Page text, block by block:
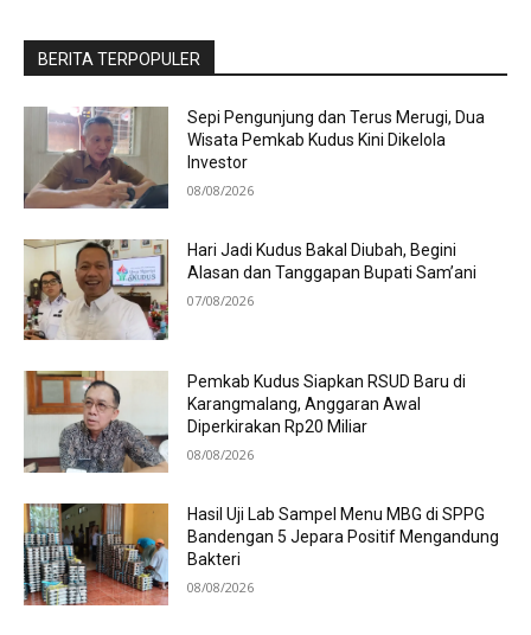
BERITA TERPOPULER
Sepi Pengunjung dan Terus Merugi, Dua
Wisata Pemkab Kudus Kini Dikelola
Investor
08/08/2026
Hari Jadi Kudus Bakal Diubah, Begini
Alasan dan Tanggapan Bupati Sam’ani
07/08/2026
Pemkab Kudus Siapkan RSUD Baru di
Karangmalang, Anggaran Awal
Diperkirakan Rp20 Miliar
08/08/2026
Hasil Uji Lab Sampel Menu MBG di SPPG
Bandengan 5 Jepara Positif Mengandung
Bakteri
08/08/2026